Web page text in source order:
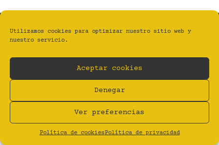
Utilizamos cookies para optimizar nuestro sitio web y
nuestro servicio.
Aceptar cookies
Denegar
Ver preferencias
Política de cookiesPolítica de privacidad
Privacidad Aviso legal